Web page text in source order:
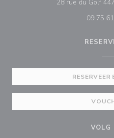
28 rue du Golf
09 75
RESERVEER
VOLG